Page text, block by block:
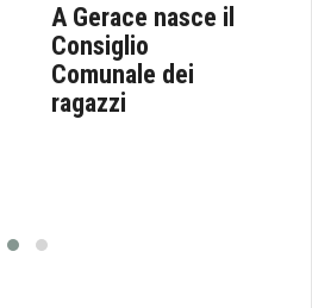
A Gerace nasce il
Consiglio
Comunale dei
ragazzi